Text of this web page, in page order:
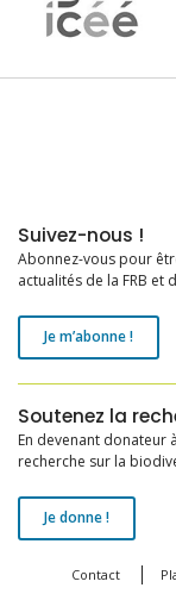
Fondation pour la
Suivez-nous !
Abonnez-vous pour
actualités de la FRB et
Je m’abonne !
Soutenez la
En devenant donateur
recherche sur la
Je donne !
Contact